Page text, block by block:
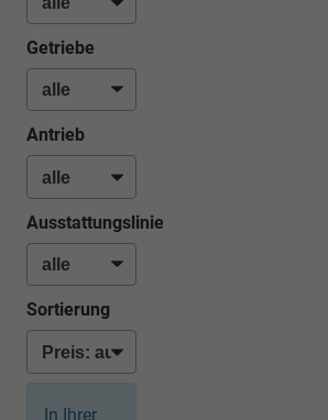
Getriebe
Antrieb
Ausstattungslinie
Sortierung
In Ihrer